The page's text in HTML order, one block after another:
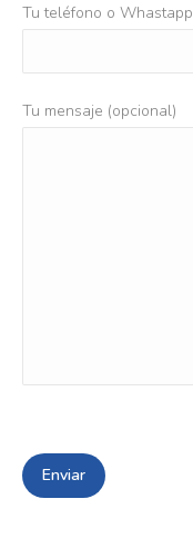
Tu teléfono o Whastapp
Tu mensaje (opcional)